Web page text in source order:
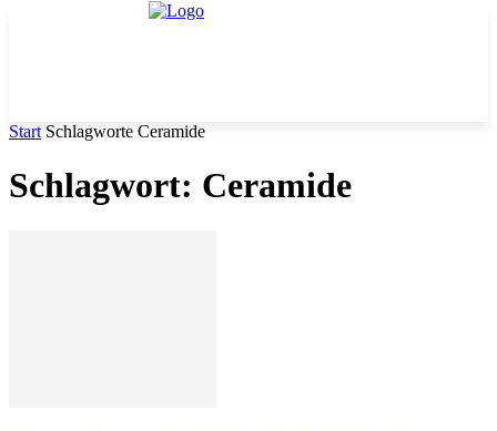
Start Schlagworte Ceramide
Schlagwort: Ceramide